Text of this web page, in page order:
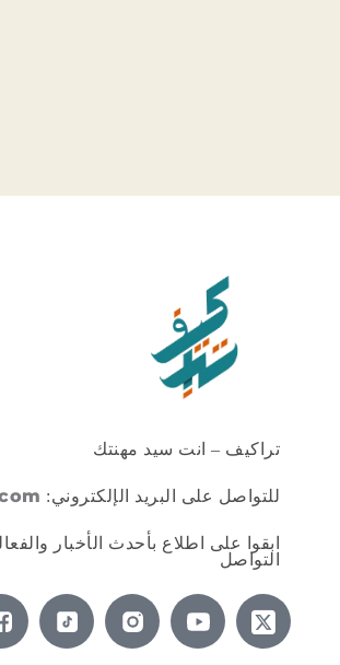
تراكيف – انت سيد مهنتك
للتواصل على البريد الإلكتروني:
ابقوا على اطلاع بأحدث الأخبار
التواصل
X
-